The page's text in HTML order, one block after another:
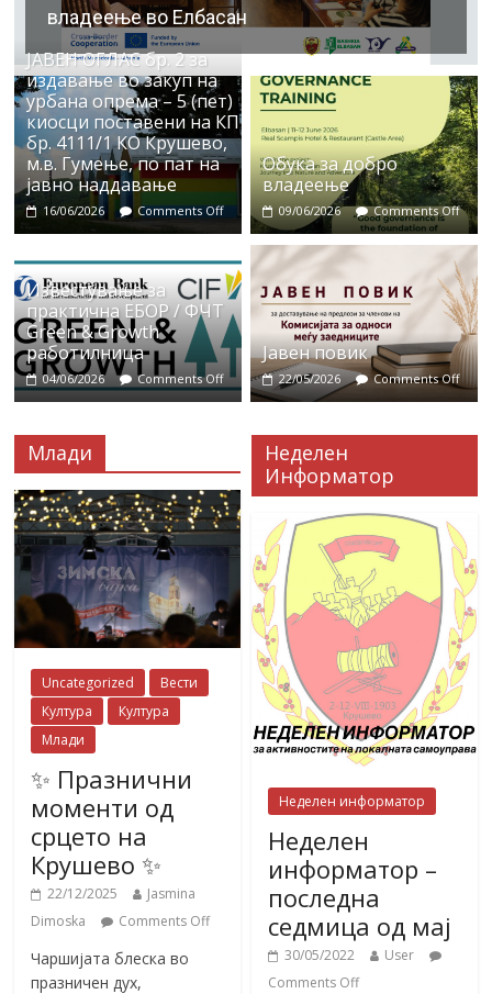
владеење во Елбасан
ЈАВЕН ОГЛАС бр. 2 за
издавање во закуп на
урбана опрема – 5 (пет)
киосци поставени на КП
бр. 4111/1 КО Крушево,
м.в. Гумење, по пат на
јавно наддавање
16/06/2026 Comments Off
Обука за добро
владеење
09/06/2026 Comments Off
Известување за
практична ЕБОР / ФЧТ
Green & Growth
работилница
04/06/2026 Comments Off
Јавен повик
22/05/2026 Comments Off
Млади
Uncategorized
Вести
Култура
Култура
Млади
✨ Празнични
моменти од
срцето на
Крушево ✨
22/12/2025
Jasmina
Dimoska
Comments Off
Чаршијата блеска во
празничен дух,
Неделен
Информатор
Неделен информатор
Неделен
информатор –
последна
седмица од мај
30/05/2022
User
Comments Off